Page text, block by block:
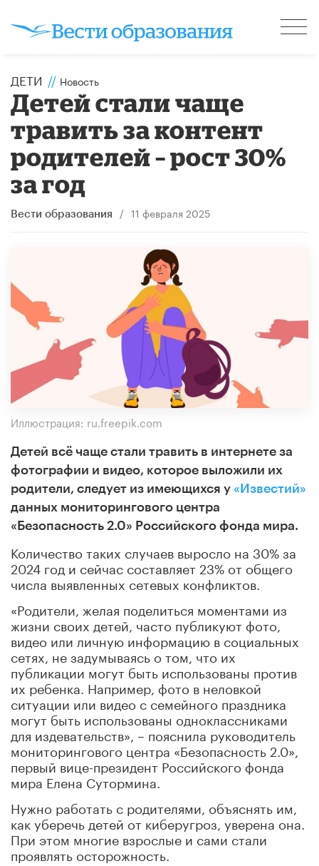
ДЕТИ // Новость
Детей стали чаще
травить за контент
родителей – рост 30%
за год
Вести образования / 11 февраля 2025
Иллюстрация: ru.freepik.com
Детей всё чаще стали травить в интернете за
фотографии и видео, которое выложили их
родители, следует из имеющихся у «Известий»
данных мониторингового центра
«Безопасность 2.0» Российского фонда мира.
Количество таких случаев выросло на 30% за
2024 год и сейчас составляет 23% от общего
числа выявленных сетевых конфликтов.
«Родители, желая поделиться моментами из
жизни своих детей, часто публикуют фото,
видео или личную информацию в социальных
сетях, не задумываясь о том, что их
публикации могут быть использованы против
их ребенка. Например, фото в неловкой
ситуации или видео с семейного праздника
могут быть использованы одноклассниками
для издевательств», – пояснила руководитель
мониторингового центра «Безопасность 2.0»,
первый вице-президент Российского фонда
мира Елена Сутормина.
Нужно работать с родителями, объяснять им,
как уберечь детей от киберугроз, уверена она.
При этом многие взрослые и сами стали
проявлять осторожность.